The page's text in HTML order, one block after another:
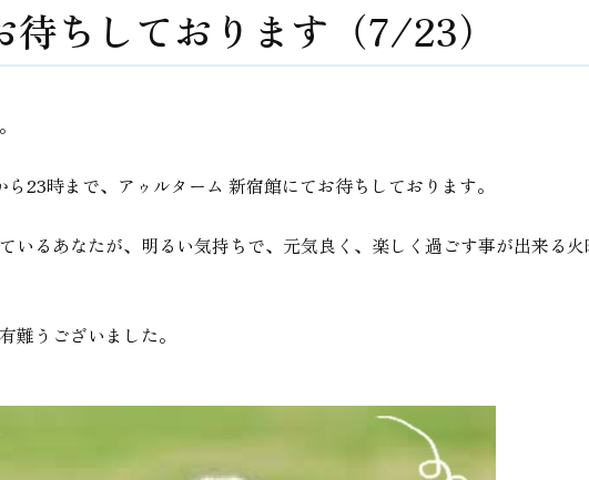
ちしております（7/23）
23時まで、アゥルターム 新宿館にてお待ちしております。
いるあなたが、明るい気持ちで、元気良く、楽しく過ごす事が出来る
難うございました。